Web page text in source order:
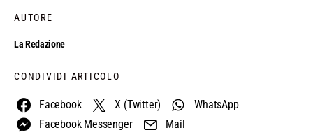
AUTORE
La Redazione
CONDIVIDI ARTICOLO
Facebook X (Twitter)
WhatsApp
Facebook Messenger
Mail